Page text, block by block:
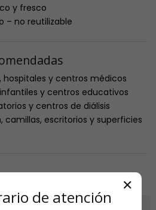
y fresco
– no reutilizable
hospitales y centros médicos
y centros educativos
y centros de diálisis
camillas, escritorios y superficies
✕
de atención